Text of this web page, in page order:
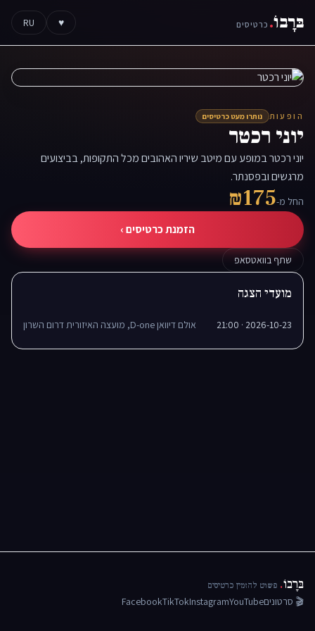
בּרָבוֹ. כרטיסים ♥
RU
הופעות נותרו מעט כרטיסים
יוני רכטר
יוני רכטר במופע עם מיטב שיריו האהובים מכל התקופות, בביצועים
מרגשים ובפסנתר.
החל מ-₪175
הזמנת כרטיסים ›
שתף בוואטסאפ
מועדי הצגה
2026-10-23 · 21:00 אולם דיוואן D-one, מועצה האיזורית דרום השרון
בּרָבוֹ. פשוט להזמין כרטיסים
🎬 סרטוניםYouTube
Instagram
TikTok
Facebook